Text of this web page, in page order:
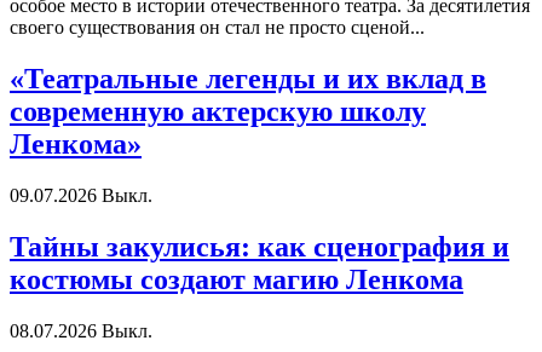
особое место в истории отечественного театра. За десятилетия
своего существования он стал не просто сценой...
«Театральные легенды и их вклад в
современную актерскую школу
Ленкома»
09.07.2026 Выкл.
Тайны закулисья: как сценография и
костюмы создают магию Ленкома
08.07.2026 Выкл.